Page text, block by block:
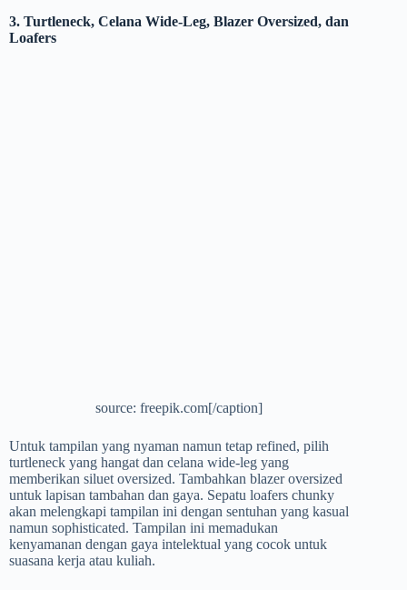
3. Turtleneck, Celana Wide-Leg, Blazer Oversized, dan
Loafers
source: freepik.com[/caption]
Untuk tampilan yang nyaman namun tetap refined, pilih
turtleneck yang hangat dan celana wide-leg yang
memberikan siluet oversized. Tambahkan blazer oversized
untuk lapisan tambahan dan gaya. Sepatu loafers chunky
akan melengkapi tampilan ini dengan sentuhan yang kasual
namun sophisticated. Tampilan ini memadukan
kenyamanan dengan gaya intelektual yang cocok untuk
suasana kerja atau kuliah.